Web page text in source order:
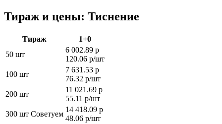
Тираж и цены: Тиснение
Тираж
1+0
50 шт
6 002.89 р
120.06 р/шт
100 шт
7 631.53 р
76.32 р/шт
200 шт
11 021.69 р
55.11 р/шт
300 шт Советуем
14 418.09 р
48.06 р/шт